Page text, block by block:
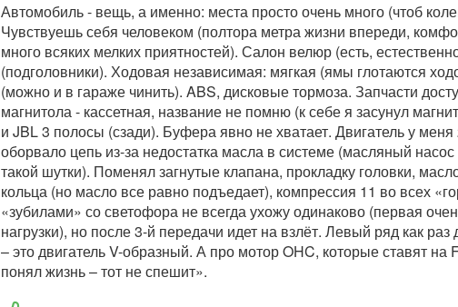
Автомобиль - вещь, а именно: места просто очень много (чтоб
Чувствуешь себя человеком (полтора метра жизни впереди,
много всяких мелких приятностей). Салон велюр (есть,
(подголовники). Ходовая независимая: мягкая (ямы глотаются
(можно и в гараже чинить). ABS, дисковые тормоза. Запчасти
магнитола - кассетная, название не помню (к себе я засунул
и JBL 3 полосы (сзади). Буфера явно не хватает. Двигатель у
оборвало цепь из-за недостатка масла в системе (масляный
такой шутки). Поменял загнутые клапана, прокладку головки,
кольца (но масло все равно подъедает), компрессия 11 во всех
«зубилами» со светофора не всегда ухожу одинаково (первая
нагрузки), но после 3-й передачи идет на взлёт. Левый ряд как
– это двигатель V-образный. А про мотор OHC, которые ставят
понял жизнь – тот не спешит».